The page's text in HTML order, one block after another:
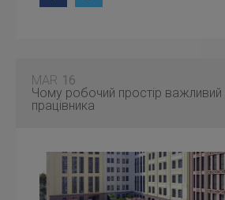
MAR 16
Чому робочий простір важливий
працівника